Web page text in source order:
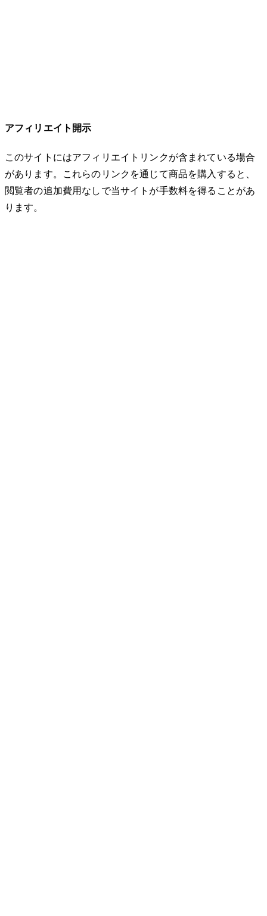
アフィリエイト開示
このサイトにはアフィリエイトリンクが含まれている場合
があります。これらのリンクを通じて商品を購入すると、
閲覧者の追加費用なしで当サイトが手数料を得ることがあ
ります。